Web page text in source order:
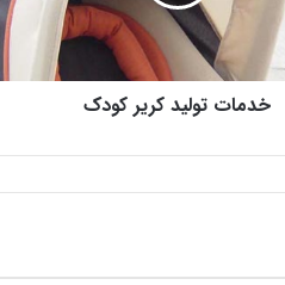
خدمات تولید کریر کودک